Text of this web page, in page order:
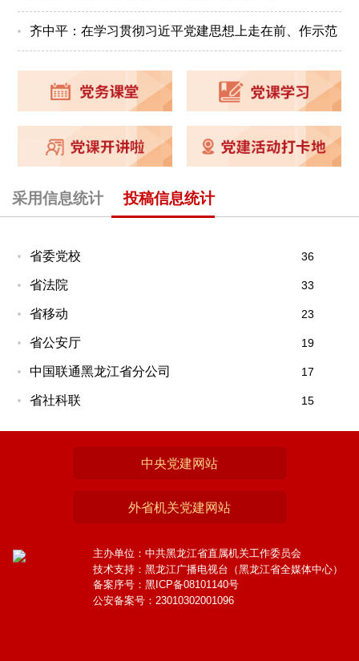
齐中平：在学习贯彻习近平党建思想上走在前、作示范
采用信息统计 投稿信息统计
36
省委党校
33
省法院
23
省移动
19
省公安厅
17
中国联通黑龙江省分公司
15
省社科联
中央党建网站
外省机关党建网站
主办单位：中共黑龙江省直属机关工作委员会
技术支持：黑龙江广播电视台（黑龙江省全媒体中心）
备案序号：黑ICP备08101140号
公安备案号：23010302001096